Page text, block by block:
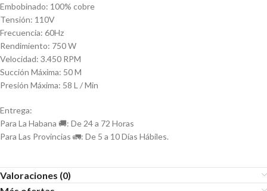
Embobinado: 100% cobre
Tensión: 110V
Frecuencia: 60Hz
Rendimiento: 750 W
Velocidad: 3.450 RPM
Succión Máxima: 50 M
Presión Máxima: 58 L / Min
Entrega:
Para La Habana 🚚: De 24 a 72 Horas
Para Las Provincias 🚛: De 5 a 10 Días Hábiles.
Valoraciones (0)